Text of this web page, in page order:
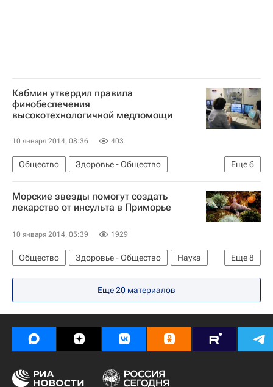
Кабмин утвердил правила
финобеспечения
высокотехнологичной медпомощи
10 января 2014, 08:36 403
Еще6
Общество
Здоровье - Общество
Жизнь без преград
Весь мир
Европа
Министерство здравоохранения РФ (Минздрав России)
Морские звезды помогут создать
лекарство от инсульта в Приморье
10 января 2014, 05:39 1929
Еще8
Общество Здоровье - Общество
Наука
Владивосток
Жизнь без преград
Дальневосточный ФО
Весь мир
Европа Здоровье Россия
Еще 20 материалов